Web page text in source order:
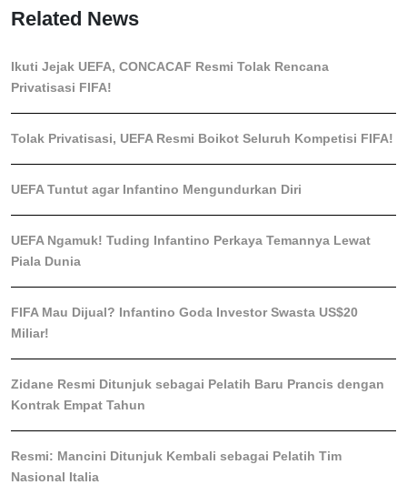
Related News
Ikuti Jejak UEFA, CONCACAF Resmi Tolak Rencana
Privatisasi FIFA!
Tolak Privatisasi, UEFA Resmi Boikot Seluruh Kompetisi FIFA!
UEFA Tuntut agar Infantino Mengundurkan Diri
UEFA Ngamuk! Tuding Infantino Perkaya Temannya Lewat
Piala Dunia
FIFA Mau Dijual? Infantino Goda Investor Swasta US$20
Miliar!
Zidane Resmi Ditunjuk sebagai Pelatih Baru Prancis dengan
Kontrak Empat Tahun
Resmi: Mancini Ditunjuk Kembali sebagai Pelatih Tim
Nasional Italia